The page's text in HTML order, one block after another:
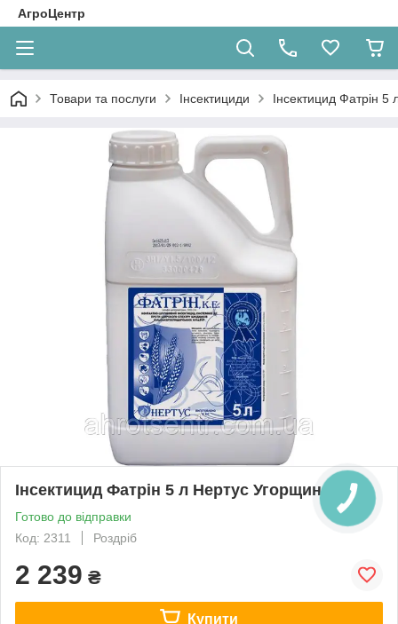
АгроЦентр
Товари та послуги Інсектициди Iнсектицид Фатрін 5
Iнсектицид Фатрін 5 л Нертус Угорщина
Готово до відправки
Код: 2311
Роздріб
2 239 ₴
Купити